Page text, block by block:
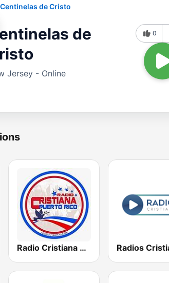
Centinelas de Cristo
de
Jersey - Online
0
Radio Cristiana Puerto Rico Radios